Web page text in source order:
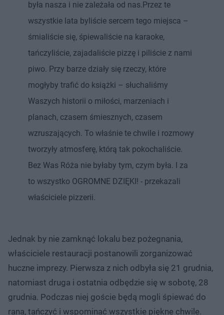
była nasza i nie zależała od nas.Przez te
wszystkie lata byliście sercem tego miejsca –
śmialiście się, śpiewaliście na karaoke,
tańczyliście, zajadaliście pizzę i piliście z nami
piwo. Przy barze działy się rzeczy, które
mogłyby trafić do książki – słuchaliśmy
Waszych historii o miłości, marzeniach i
planach, czasem śmiesznych, czasem
wzruszających. To właśnie te chwile i rozmowy
tworzyły atmosferę, którą tak pokochaliście.
Bez Was Róża nie byłaby tym, czym była. I za
to wszystko OGROMNE DZIĘKI! - przekazali
właściciele pizzerii.
Jednak by nie zamknąć lokalu bez pożegnania,
właściciele restauracji postanowili zorganizować
huczne imprezy. Pierwsza z nich odbyła się 21 grudnia,
natomiast druga i ostatnia odbędzie się w sobotę, 28
grudnia. Podczas niej goście będą mogli śpiewać do
rana, tańczyć i wspominać wszystkie piękne chwile.